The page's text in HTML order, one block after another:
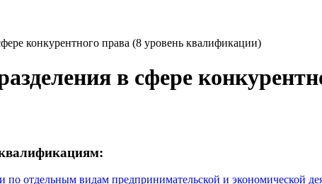
конкурентного права (8 уровень квалификации)
в сфере
отдельным видам предпринимательской и экономической